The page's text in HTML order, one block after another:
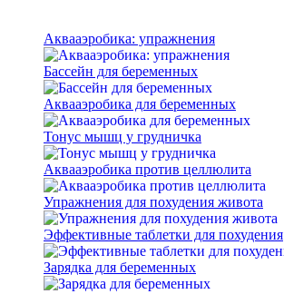
Аквааэробика: упражнения
Бассейн для беременных
Аквааэробика для беременных
Тонус мышц у грудничка
Аквааэробика против целлюлита
Упражнения для похудения живота
Эффективные таблетки для похудения
Зарядка для беременных